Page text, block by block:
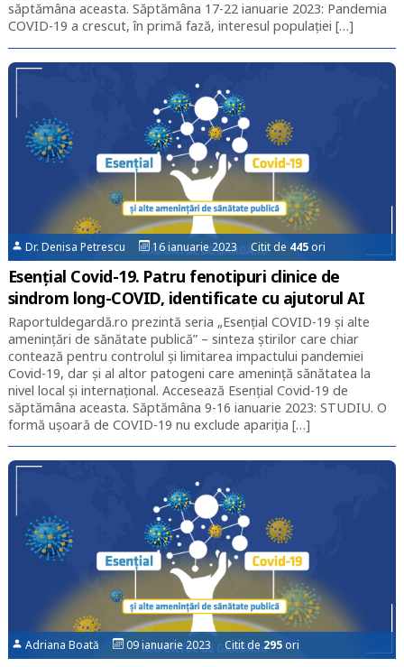
săptămâna aceasta. Săptămâna 17-22 ianuarie 2023: Pandemia
COVID-19 a crescut, în primă fază, interesul populaţiei […]
Dr. Denisa Petrescu 16 ianuarie 2023 Citit de 445ori
Esențial Covid-19. Patru fenotipuri clinice de
sindrom long-COVID, identificate cu ajutorul AI
Raportuldegardă.ro prezintă seria „Esențial COVID-19 și alte
amenințări de sănătate publică” – sinteza știrilor care chiar
contează pentru controlul și limitarea impactului pandemiei
Covid-19, dar și al altor patogeni care amenință sănătatea la
nivel local și internațional. Accesează Esențial Covid-19 de
săptămâna aceasta. Săptămâna 9-16 ianuarie 2023: STUDIU. O
formă ușoară de COVID-19 nu exclude apariția […]
Adriana Boată 09 ianuarie 2023 Citit de295ori